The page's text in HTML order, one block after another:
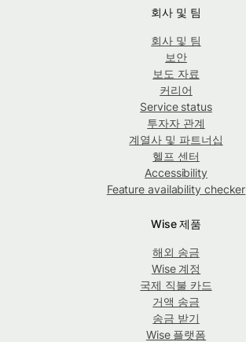
회사 및 팀
회사 및 팀
보안
보도 자료
커리어
Service status
투자자 관계
계열사 및 파트너십
헬프 센터
Accessibility
Feature availability checker
Wise 제품
해외 송금
Wise 계정
국제 직불 카드
거액 송금
송금 받기
Wise 플랫폼